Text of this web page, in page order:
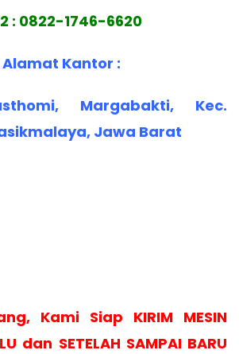
: 0822-1746-6620
Alamat Kantor :
Margabakti, Kec.
Jawa Barat
Kami Siap KIRIM MESIN
dan SETELAH SAMPAI BARU